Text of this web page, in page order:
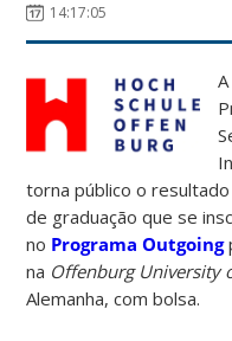
14:17:05
torna público o
de graduação que se
no Programa Outgoing
na Offenburg University
Alemanha, com bolsa.